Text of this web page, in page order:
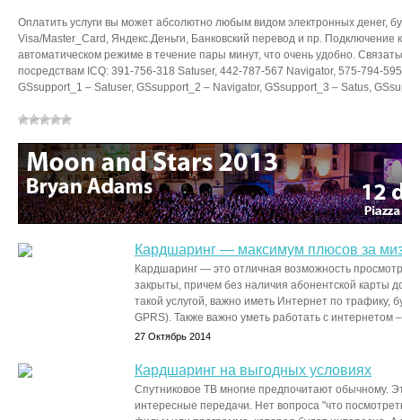
Оплатить услуги вы может абсолютно любым видом электронных денег,
Visa/Master_Card, Яндекс.Деньги, Банковский перевод и пр. Подключение
автоматическом режиме в течение пары минут, что очень удобно.
посредствам ICQ: 391-756-318 Satuser, 442-787-567 Navigator, 575-794-
GSsupport_1 – Satuser, GSsupport_2 – Navigator, GSsupport_3 – Satus,
Кардшаринг — максимум плюсов за
Кардшаринг — это отличная возможность
закрыты, причем без наличия абонентской карты
такой услугой, важно иметь Интернет по трафику,
GPRS). Также важно уметь работать с интернетом
27 Октябрь 2014
Кардшаринг на выгодных условиях
Спутниковое ТВ многие предпочитают обычному.
интересные передачи. Нет вопроса "что